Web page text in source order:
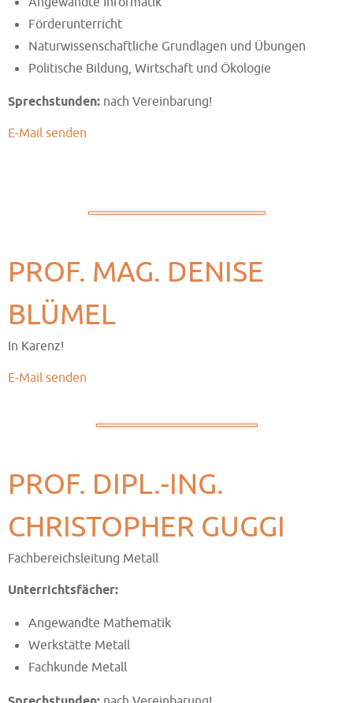
Förderunterricht
Naturwissenschaftliche Grundlagen und Übungen
Politische Bildung, Wirtschaft und Ökologie
Sprechstunden: nach Vereinbarung!
E-Mail senden
PROF. MAG. DENISE
BLÜMEL
In Karenz!
E-Mail senden
PROF. DIPL.-ING.
CHRISTOPHER GUGGI
Fachbereichsleitung Metall
Unterrichtsfächer:
Angewandte Mathematik
Werkstätte Metall
Fachkunde Metall